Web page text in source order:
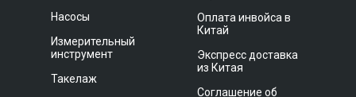
Насосы
Измерительный
инструмент
Такелаж
Оплата инвойса в
Китай
Экспресс доставка
из Китая
Соглашение об